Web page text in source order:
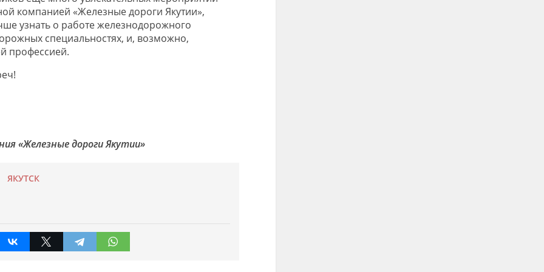
компанией «Железные дороги Якутии»,
узнать о работе железнодорожного
специальностях, и, возможно,
профессией.
«Железные дороги Якутии»
ЯКУТСК